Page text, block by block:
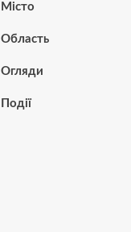
Місто
Область
Огляди
Події